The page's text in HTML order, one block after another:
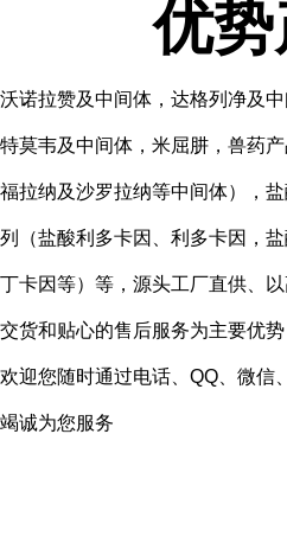
优
沃诺拉赞及中间体，达格列净及
特莫韦及中间体，米屈肼，兽药
福拉纳及沙罗拉纳等中间体），
列（盐酸利多卡因、利多卡因，
丁卡因等）等，源头工厂直供、
交货和贴心的售后服务为主要优势
欢迎您随时通过电话、QQ、微信
竭诚为您服务